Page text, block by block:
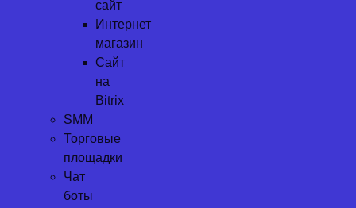
сайт
Интернет
магазин
Сайт
на
Bitrix
SMM
Торговые
площадки
Чат
боты